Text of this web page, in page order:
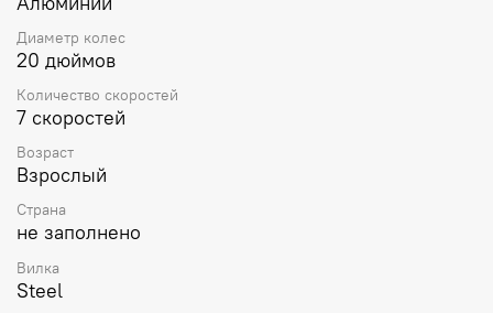
манёвренность в плотном городском потоке. Семь
передач позволят выбирать оптимальный режим
скорости и сохранять энергию при движении вверх по
холмам или ускорении на ровной поверхности. Aspect
Borneo 7 (2026) — отличный выбор для жителей
больших городов, которым важно сохранить
пространство и наслаждаться быстрым и комфортным
движением по своим делам.
Диаметр колес
20 дюймов
Количество скоростей
7 скоростей
Возраст
Взрослый
Страна
не заполнено
Вилка
Steel